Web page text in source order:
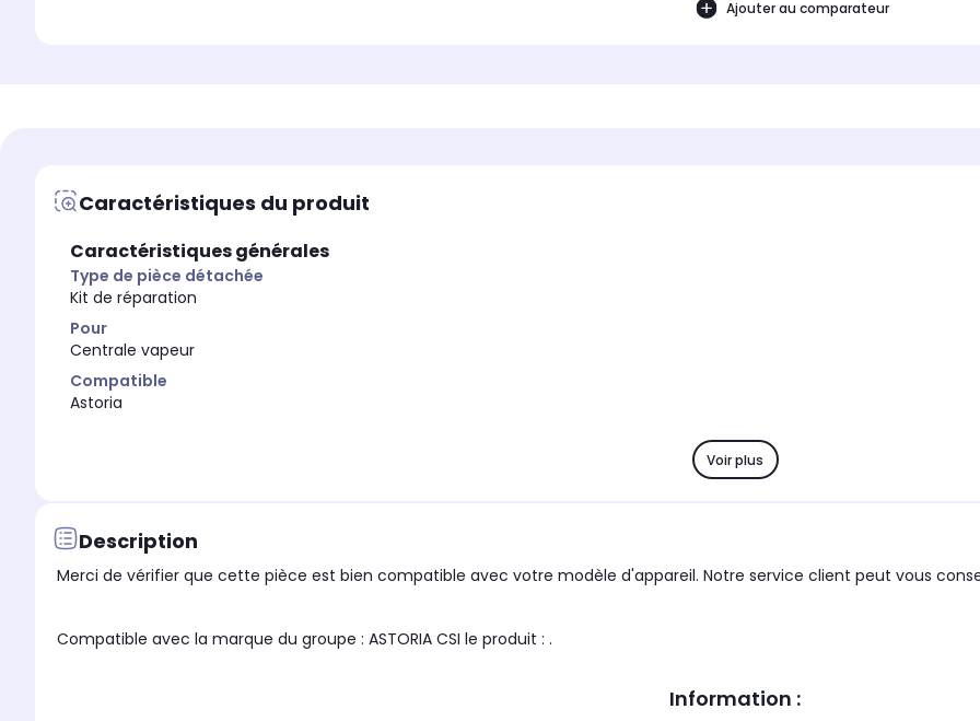
Ajouter au comparateur
Caractéristiques du produit
Caractéristiques générales
Type de pièce détachée
Kit de réparation
Pour
Centrale vapeur
Compatible
Astoria
Voir plus
Description
Merci de vérifier que cette pièce est bien compatible avec votre modèle d'appareil. Notre service client peut vous
Compatible avec la marque du groupe : ASTORIA CSI le produit : .
Information :